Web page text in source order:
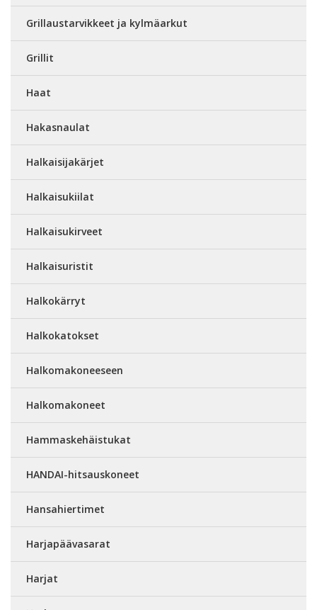
Grillaustarvikkeet ja kylmäarkut
Grillit
Haat
Hakasnaulat
Halkaisijakärjet
Halkaisukiilat
Halkaisukirveet
Halkaisuristit
Halkokärryt
Halkokatokset
Halkomakoneeseen
Halkomakoneet
Hammaskehäistukat
HANDAI-hitsauskoneet
Hansahiertimet
Harjapäävasarat
Harjat